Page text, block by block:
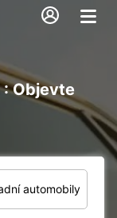
: Objevte
automobily